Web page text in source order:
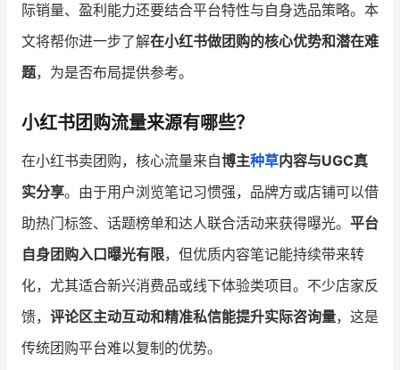
培训课程
私域课程 新零售内参
增长俱乐部
增长俱乐部 有赞商盟
合作共进
入驻有赞 认证代理商
际销量、盈利能力还要结合平台特性与自身选品策略。本
文将帮你进一步了解在小红书做团购的核心优势和潜在难
题，为是否布局提供参考。
小红书团购流量来源有哪些？
在小红书卖团购，核心流量来自博主种草内容与UGC真
实分享。由于用户浏览笔记习惯强，品牌方或店铺可以借
助热门标签、话题榜单和达人联合活动来获得曝光。 平台
自身团购入口曝光有限，但优质内容笔记能持续带来转
化，尤其适合新兴消费品或线下体验类项目。不少店家反
馈， 评论区主动互动和精准私信能提升实际咨询量，这是
传统团购平台难以复制的优势。